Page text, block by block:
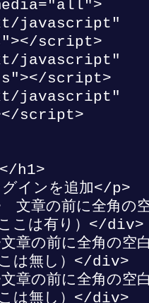
javascript"
script>
javascript"
script>
javascript"
script>
h1>
インを追加</p>
の前に全角の空
こは有り）</div>
の前に全角の空白
は無し）</div>
の前に全角の空白
は無し）</div>